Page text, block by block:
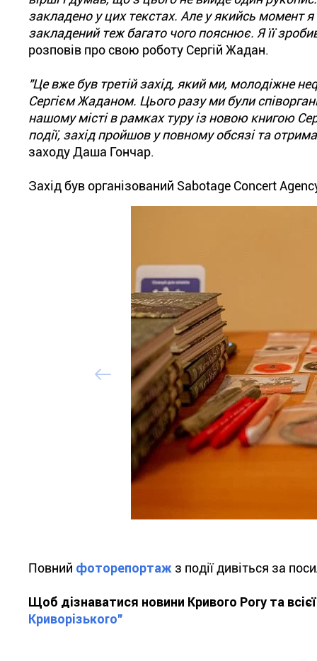
закладено у цих текстах. Але у якийсь момент
закладений теж багато чого пояснює. Я її
розповів про свою роботу Сергій Жадан.
"Це вже був третій захід, який ми, молодіжне
Сергієм Жаданом. Цього разу ми були
нашому місті в рамках туру із новою книгою
події, захід пройшов у повному обсязі та
заходу Даша Гончар.
Захід був організований Sabotage Concert
Повний фоторепортаж з події дивіться за
Щоб дізнаватися новини Кривого Рогу та
Криворізького"